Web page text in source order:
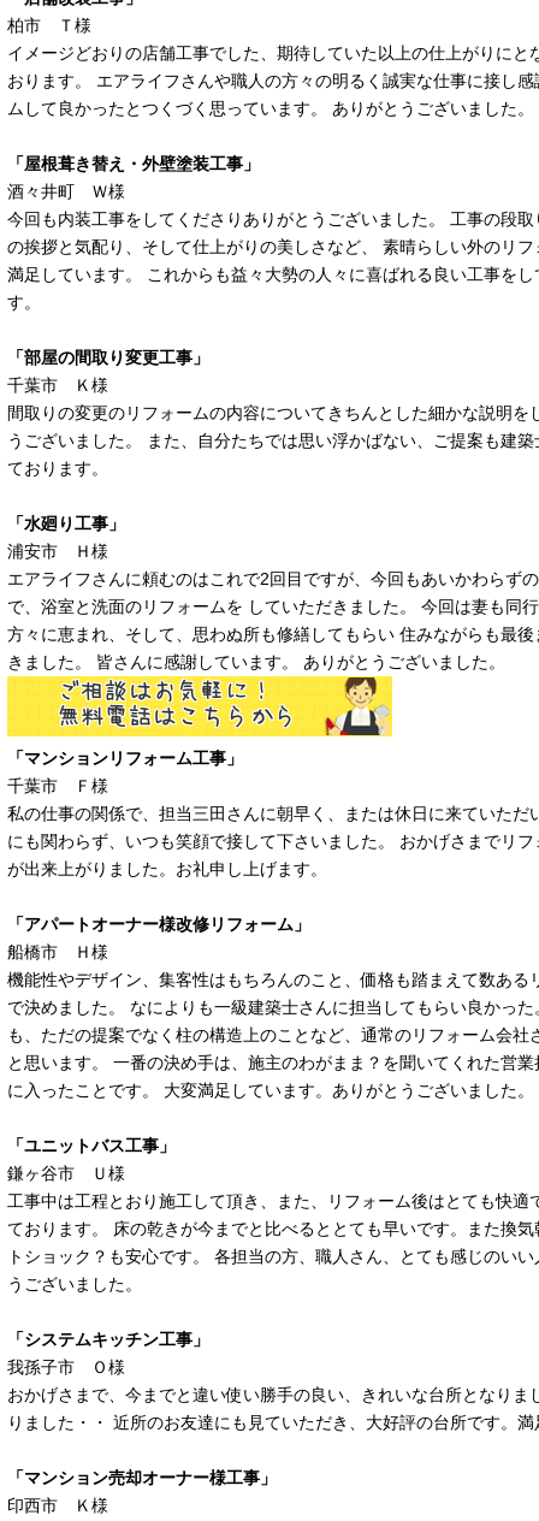
柏市 Ｔ様
イメージどおりの店舗工事でした、期待していた以上の仕上がりにと
おります。 エアライフさんや職人の方々の明るく誠実な仕事に接し
ムして良かったとつくづく思っています。 ありがとうございました。
「屋根葺き替え・外壁塗装工事」
酒々井町 Ｗ様
今回も内装工事をしてくださりありがとうございました。 工事の段
の挨拶と気配り、そして仕上がりの美しさなど、 素晴らしい外のリ
満足しています。 これからも益々大勢の人々に喜ばれる良い工事を
す。
「部屋の間取り変更工事」
千葉市 Ｋ様
間取りの変更のリフォームの内容についてきちんとした細かな説明を
うございました。 また、自分たちでは思い浮かばない、ご提案も建
ております。
「水廻り工事」
浦安市 Ｈ様
エアライフさんに頼むのはこれで2回目ですが、今回もあいかわらず
で、浴室と洗面のリフォームを していただきました。 今回は妻も同
方々に恵まれ、そして、思わぬ所も修繕してもらい 住みながらも最
きました。 皆さんに感謝しています。 ありがとうございました。
「マンションリフォーム工事」
千葉市 Ｆ様
私の仕事の関係で、担当三田さんに朝早く、または休日に来ていただ
にも関わらず、いつも笑顔で接して下さいました。 おかげさまでリ
が出来上がりました。お礼申し上げます。
「アパートオーナー様改修リフォーム」
船橋市 Ｈ様
機能性やデザイン、集客性はもちろんのこと、価格も踏まえて数ある
で決めました。 なによりも一級建築士さんに担当してもらい良かっ
も、ただの提案でなく柱の構造上のことなど、通常のリフォーム会社
と思います。 一番の決め手は、施主のわがまま？を聞いてくれた営
に入ったことです。 大変満足しています。ありがとうございました。
「ユニットバス工事」
鎌ヶ谷市 Ｕ様
工事中は工程とおり施工して頂き、また、リフォーム後はとても快適
ております。 床の乾きが今までと比べるととても早いです。また換
トショック？も安心です。 各担当の方、職人さん、とても感じのい
うございました。
「システムキッチン工事」
我孫子市 Ｏ様
おかげさまで、今までと違い使い勝手の良い、きれいな台所となりま
りました・・ 近所のお友達にも見ていただき、大好評の台所です。満
「マンション売却オーナー様工事」
印西市 Ｋ様